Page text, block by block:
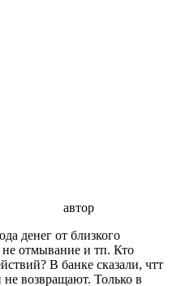
автор
денег от близкого
не отмывание и тп. Кто
В банке сказали, чтт
не возвращают. Только в